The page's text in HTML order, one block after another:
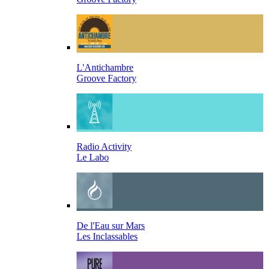
L'Antichambre
Groove Factory
Radio Activity
Le Labo
De l'Eau sur Mars
Les Inclassables